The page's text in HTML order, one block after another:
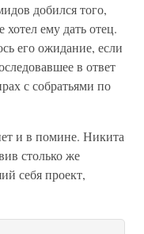
добился того,
хотел ему дать отец.
его ожидание, если
в ответ
с собратьями по
и в помине. Никита
столько же
себя проект,